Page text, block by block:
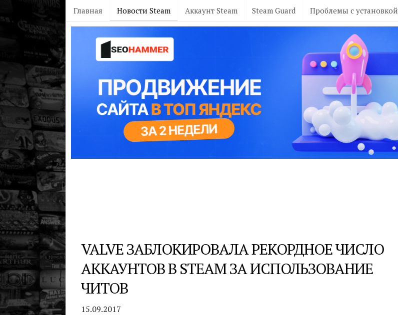
Главная Новости Steam Аккаунт Steam Steam Guard Проблемы с установкой
VALVE ЗАБЛОКИРОВАЛА РЕКОРДНОЕ ЧИСЛО
АККАУНТОВ В STEAM ЗА ИСПОЛЬЗОВАНИЕ
ЧИТОВ
15.09.2017